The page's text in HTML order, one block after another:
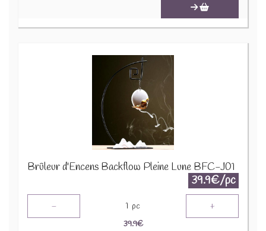
Brûleur d'Encens Backflow Pleine Lune BFC-J01
39.9€/pc
- 1 pc +
39.9€